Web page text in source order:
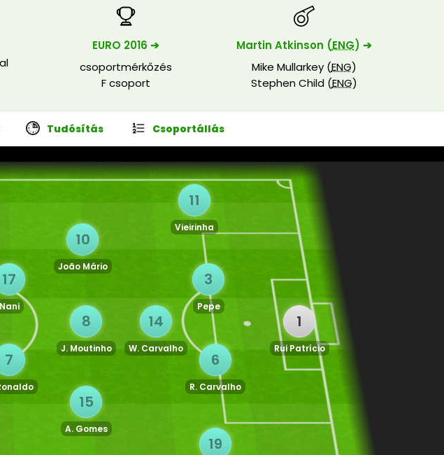
EURO 2016 ➔
csoportmérkőzés
F csoport
Martin Atkinson (ENG) ➔
Mike Mullarkey (ENG)
Stephen Child (ENG)
Tudósítás Csoportállás
1
Rui Patrício
11
Vieirinha
3
Pepe
6
R. Carvalho
19
14
W. Carvalho
10
João Mário
8
J. Moutinho
15
A. Gomes
17
Nani
7